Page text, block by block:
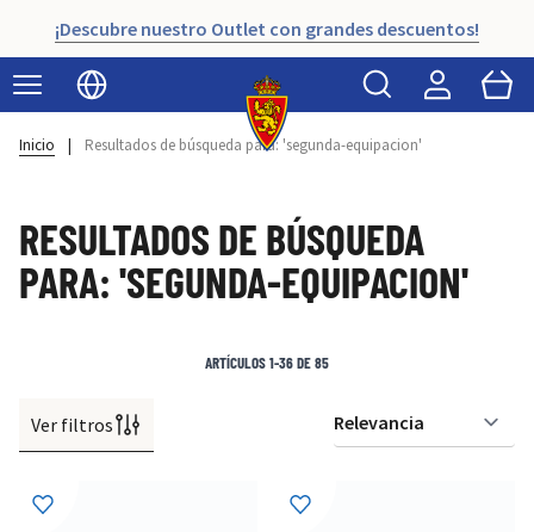
¡Descubre nuestro Outlet con grandes descuentos!
Seleccionar idioma
Buscar Cart
Inicio | Resultados de búsqueda para: 'segunda-equipacion'
RESULTADOS DE BÚSQUEDA
PARA: 'SEGUNDA-EQUIPACION'
Ver filtros
ARTÍCULOS1-36DE85